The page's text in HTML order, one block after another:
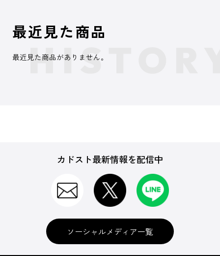
最近見た商品
最近見た商品がありません。
カドスト最新情報を配信中
ソーシャルメディア一覧